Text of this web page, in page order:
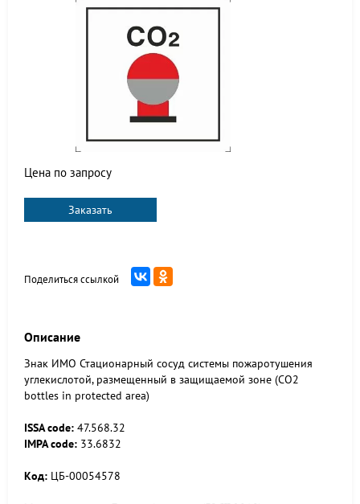
Цена по запросу
Заказать
Поделиться ссылкой
Описание
Знак ИМО Стационарный сосуд системы пожаротушения
углекислотой, размещенный в защищаемой зоне (CO2
bottles in protected area)
ISSA code: 47.568.32
IMPA code: 33.6832
Код: ЦБ-00054578